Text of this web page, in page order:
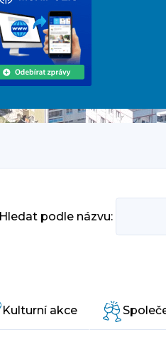
Hledat podle názvu:
Kulturní akce